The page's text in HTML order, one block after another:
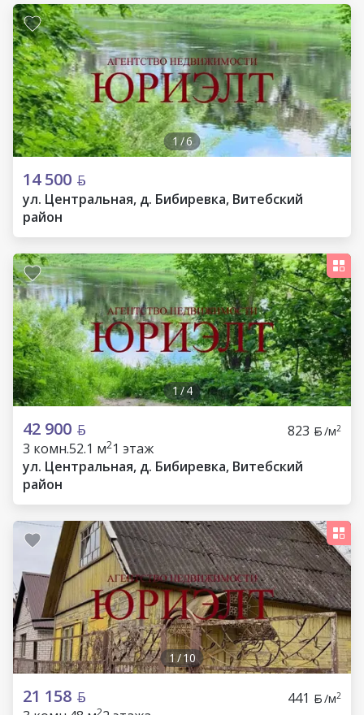
1 /6
14 500
ул. Центральная, д. Бибиревка, Витебский
район
1/4
42 900 823 /м2
3 комн.52.1 м21 этаж
ул. Центральная, д. Бибиревка, Витебский
район
1 /10
21 158 441 /м2
2